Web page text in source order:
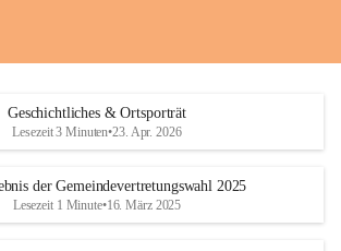
Geschichtliches & Ortsporträt
Lesezeit 3 Minuten•23. Apr. 2026
der Gemeindevertretungswahl 2025
Lesezeit 1 Minute•16. März 2025